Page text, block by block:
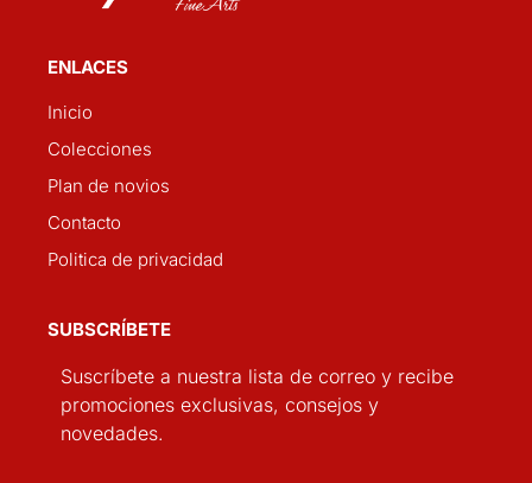
ENLACES
Inicio
Colecciones
Plan de novios
Contacto
Politica de privacidad
SUBSCRÍBETE
Suscríbete a nuestra lista de correo y recibe
promociones exclusivas, consejos y
novedades.